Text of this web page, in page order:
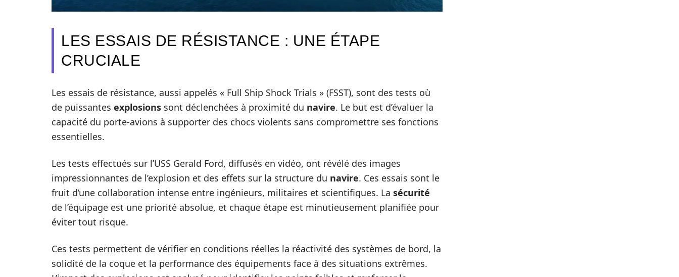
LES ESSAIS DE RÉSISTANCE : UNE ÉTAPE
CRUCIALE
Les essais de résistance, aussi appelés « Full Ship Shock Trials » (FSST), sont des tests où
de puissantes explosions sont déclenchées à proximité du navire. Le but est d’évaluer la
capacité du porte-avions à supporter des chocs violents sans compromettre ses fonctions
essentielles.
Les tests effectués sur l’USS Gerald Ford, diffusés en vidéo, ont révélé des images
impressionnantes de l’explosion et des effets sur la structure du navire. Ces essais sont le
fruit d’une collaboration intense entre ingénieurs, militaires et scientifiques. La sécurité
de l’équipage est une priorité absolue, et chaque étape est minutieusement planifiée pour
éviter tout risque.
Ces tests permettent de vérifier en conditions réelles la réactivité des systèmes de bord, la
solidité de la coque et la performance des équipements face à des situations extrêmes.